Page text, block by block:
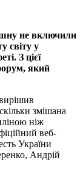
не включили
світу у
З цієї
який
змішана
ніж
веб-
України
Андрій